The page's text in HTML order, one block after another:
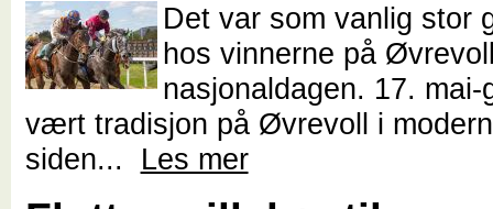
Det var som vanlig stor
hos vinnerne på
nasjonaldagen. 17. mai-
vært tradisjon på Øvrevoll i
siden... Les mer